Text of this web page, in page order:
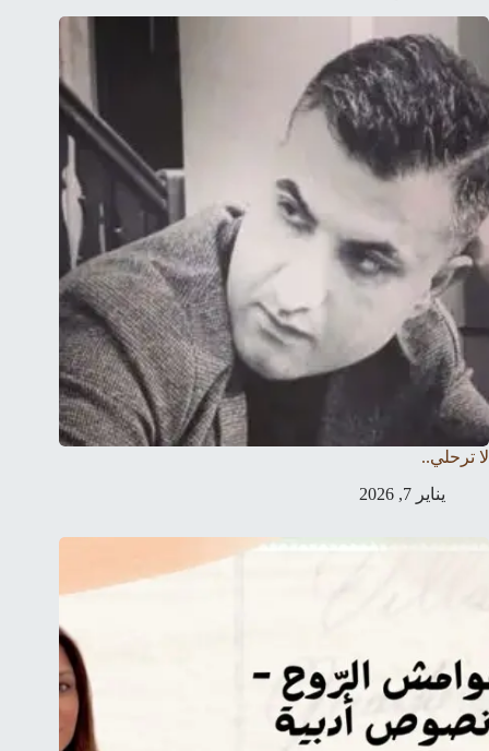
لا ترحلي..
يناير 7, 2026